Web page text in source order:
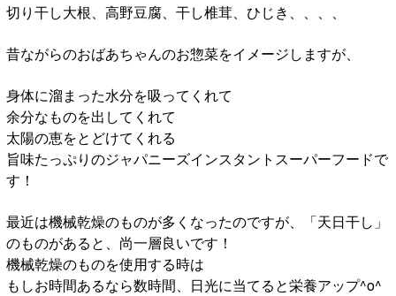
切り干し大根、高野豆腐、干し椎茸、ひじき、、、、
昔ながらのおばあちゃんのお惣菜をイメージしますが、
身体に溜まった水分を吸ってくれて
余分なものを出してくれて
太陽の恵をとどけてくれる
旨味たっぷりのジャパニーズインスタントスーパーフードで
す！
最近は機械乾燥のものが多くなったのですが、「天日干し」
のものがあると、尚一層良いです！
機械乾燥のものを使用する時は
もしお時間あるなら数時間、日光に当てると栄養アップ^o^